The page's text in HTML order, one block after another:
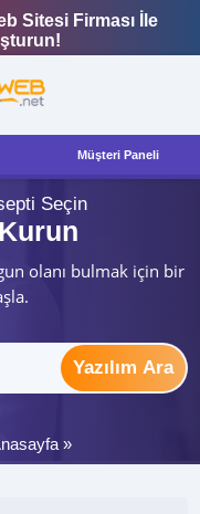
Sitesi Firması İle
Müşteri Paneli
Seçin
olanı bulmak için bir
Yazılım Ara
»